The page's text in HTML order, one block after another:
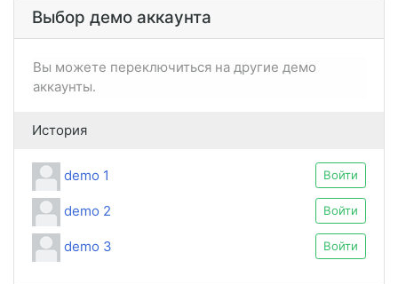
Выбор демо аккаунта
Вы можете переключиться на другие демо
аккаунты.
История
demo 1 Войти
demo 2 Войти
demo 3 Войти